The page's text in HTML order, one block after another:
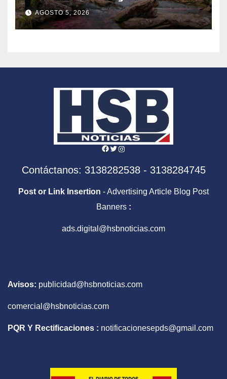
como motor de desarrollo en
Colombia
AGOSTO 5, 2026
Facebook
Twitter
Instagram
Contáctanos: 3138282538 - 3138284745
Post or Link Insertion - Advertising Article Blog Post
Banners :
ads.digital@hsbnoticias.com
Avisos: publicidad@hsbnoticias.com
comercial@hsbnoticias.com
PQR Y Rectificaciones : notificacionesepds@gmail.com